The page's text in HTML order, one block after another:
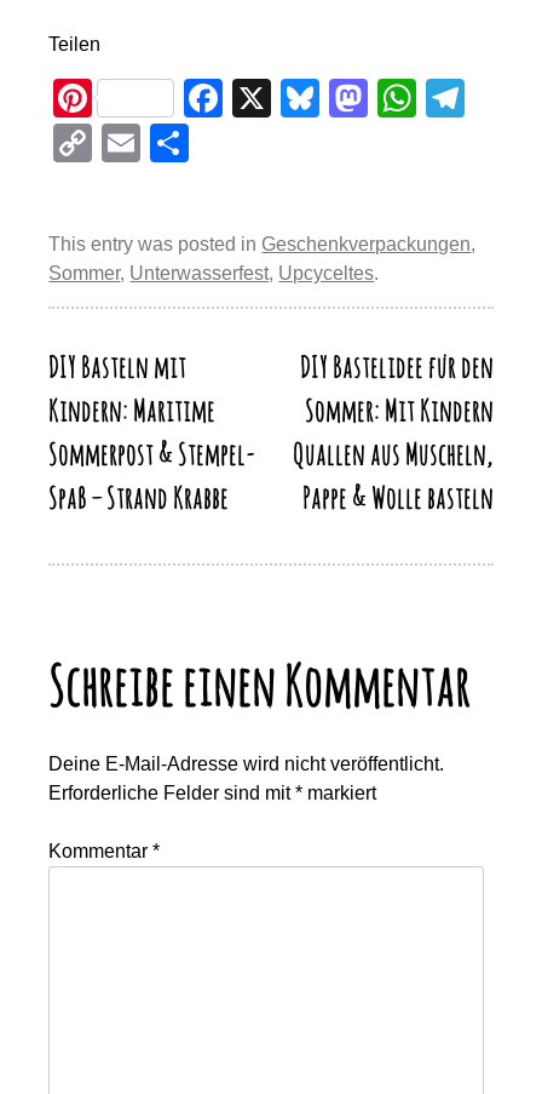
Teilen
Pi
nt
er
st
F
b
o
X
Bl
y
M
d
o
W
A a
C
y
Li
k
E
n
This entry was posted in Geschenkverpackungen,
Sommer, Unterwasserfest, Upcyceltes.
Beitragsnavigation
DIY Basteln mit
Kindern: Maritime
Sommerpost & Stempel-
Spaß – Strand Krabbe
DIY Bastelidee für den
Sommer: Mit Kindern
Quallen aus Muscheln,
Pappe & Wolle basteln
Schreibe einen Kommentar
Deine E-Mail-Adresse wird nicht veröffentlicht.
Erforderliche Felder sind mit* markiert
Kommentar*